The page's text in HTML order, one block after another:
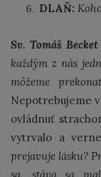
DLAŇ:
Sv. Tomáš Becket
každým z nás
môžeme
Nepotrebujeme
ovládnuť
vytrvalo a
prejavuje lásku?